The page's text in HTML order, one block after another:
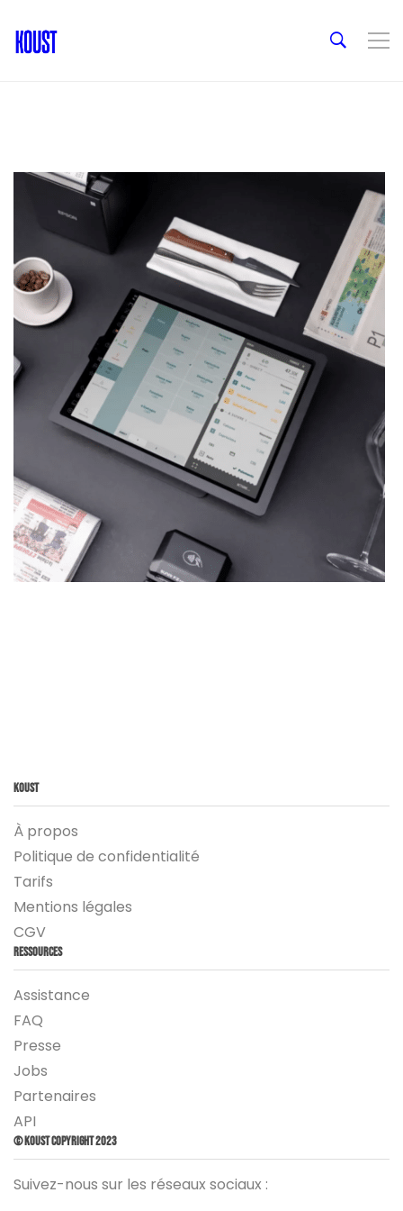
Koust
À propos
Politique de confidentialité
Tarifs
Mentions légales
CGV
Ressources
Assistance
FAQ
Presse
Jobs
Partenaires
API
© Koust Copyright 2023
Suivez-nous sur les réseaux sociaux :